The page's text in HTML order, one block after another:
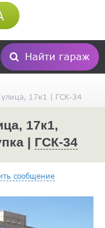
Найти гараж
17к1 | ГСК-34
17к1,
| ГСК-34
сообщение